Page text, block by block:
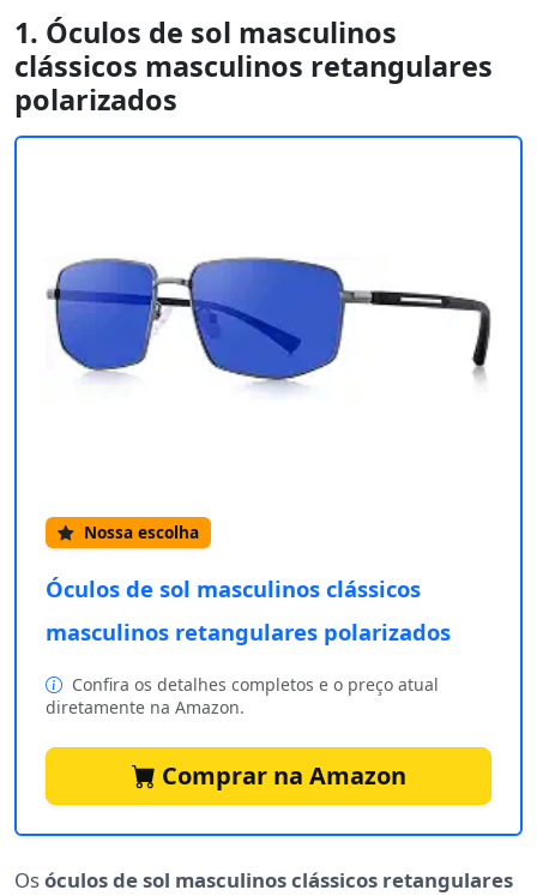
1. Óculos de sol masculinos
clássicos masculinos retangulares
polarizados
Nossa escolha
Óculos de sol masculinos clássicos
masculinos retangulares polarizados
Confira os detalhes completos e o preço atual
diretamente na Amazon.
Comprar na Amazon
Osóculos de sol masculinos clássicos retangulares